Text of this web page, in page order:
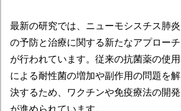
最新の研究では、ニューモシスチス肺炎
の予防と治療に関する新たなアプローチ
が行われています。従来の抗菌薬の使用
による耐性菌の増加や副作用の問題を解
決するため、ワクチンや免疫療法の開発
が進められています。